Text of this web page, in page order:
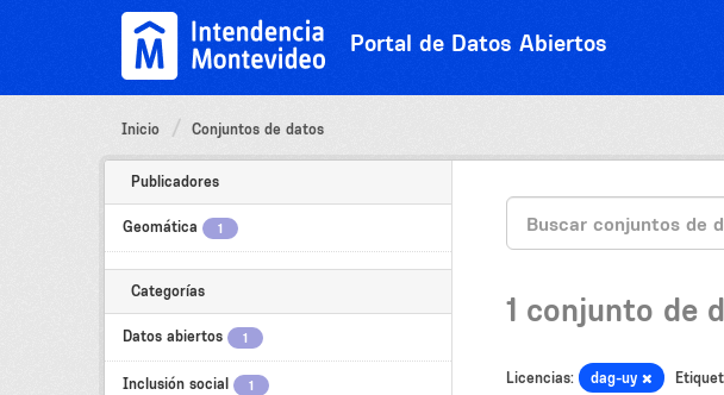
Portal de Datos Abiertos
Inicio Conjuntos de datos
Publicadores
Geomática 1
Categorías
Datos abiertos 1
Inclusión social 1
1 conjunto de
Licencias: dag-uy